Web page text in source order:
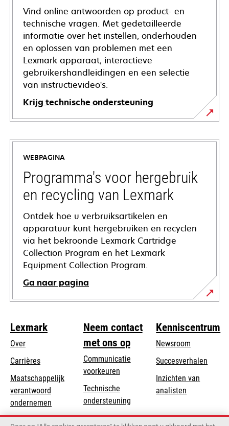
Vind online antwoorden op product- en
technische vragen. Met gedetailleerde
informatie over het instellen, onderhouden
en oplossen van problemen met een
Lexmark apparaat, interactieve
gebruikershandleidingen en een selectie
van instructievideo's.
Krijg technische ondersteuning
opens
in
new
tab
WEBPAGINA
Programma's voor hergebruik
en recycling van Lexmark
Ontdek hoe u verbruiksartikelen en
apparatuur kunt hergebruiken en recyclen
via het bekroonde Lexmark Cartridge
Collection Program en het Lexmark
Equipment Collection Program.
Ga naar pagina
Lexmark
Over
Carrières
Maatschappelijk
verantwoord
ondernemen
in
Duurzaamheid
Neem contact
met ons op
Communicatie
voorkeuren
Technische
ondersteuningopens
in
Product registratie
Kenniscentrum
Newsroom
Succesverhalen
Inzichten van
analisten